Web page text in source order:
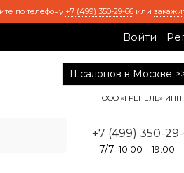
по телефону +7 (499) 350-29-66 или
Войти
11 салонов в Москве
ООО «ГРЕНЕЛЬ» ИНН
+7 (499) 350-
7/7 10:00 – 19:00